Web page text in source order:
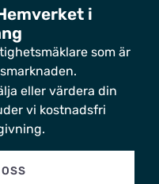
i
som är
eller värdera din
vi kostnadsfri